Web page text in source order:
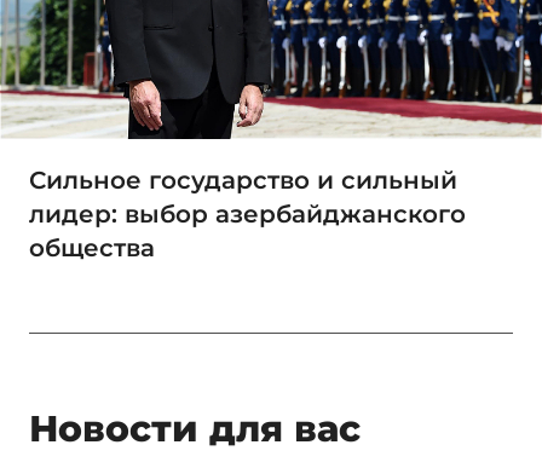
Сильное государство и сильный
лидер: выбор азербайджанского
общества
Новости для вас